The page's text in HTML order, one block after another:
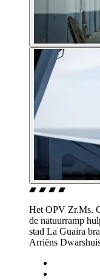
Het OPV Zr.Ms.
de natuurramp
stad La Guaira
Arriëns